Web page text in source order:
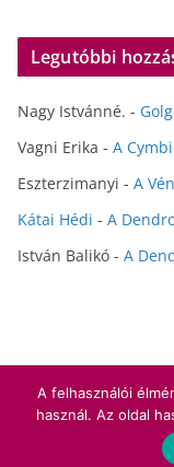
Legutóbbi
Nagy Istvánné. -
Vagni Erika - A
Eszterzimanyi - A
Kátai Hédi - A
István Balikó - A
Copyright ©
ColorMag
A felhasználói
használ. Az oldal